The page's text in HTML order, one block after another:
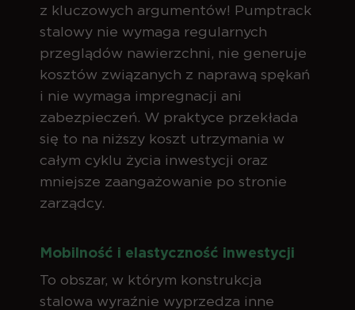
z kluczowych argumentów! Pumptrack
stalowy nie wymaga regularnych
przeglądów nawierzchni, nie generuje
kosztów związanych z naprawą spękań
i nie wymaga impregnacji ani
zabezpieczeń. W praktyce przekłada
się to na niższy koszt utrzymania w
całym cyklu życia inwestycji oraz
mniejsze zaangażowanie po stronie
zarządcy.
Mobilność i elastyczność inwestycji
To obszar, w którym konstrukcja
stalowa wyraźnie wyprzedza inne